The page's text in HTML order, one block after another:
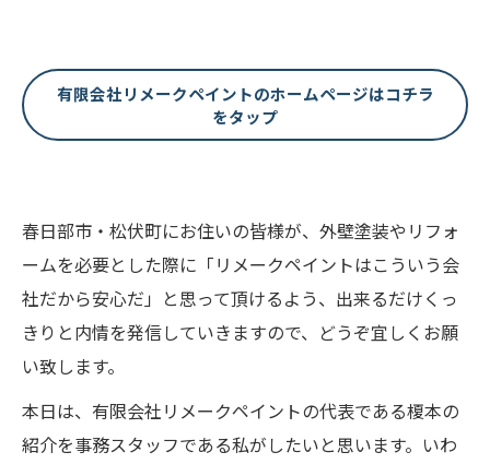
有限会社リメークペイントのホームページはコチラ
をタップ
春日部市・松伏町にお住いの皆様が、外壁塗装やリフォ
ームを必要とした際に「リメークペイントはこういう会
社だから安心だ」と思って頂けるよう、出来るだけくっ
きりと内情を発信していきますので、どうぞ宜しくお願
い致します。
本日は、有限会社リメークペイントの代表である榎本の
紹介を事務スタッフである私がしたいと思います。いわ